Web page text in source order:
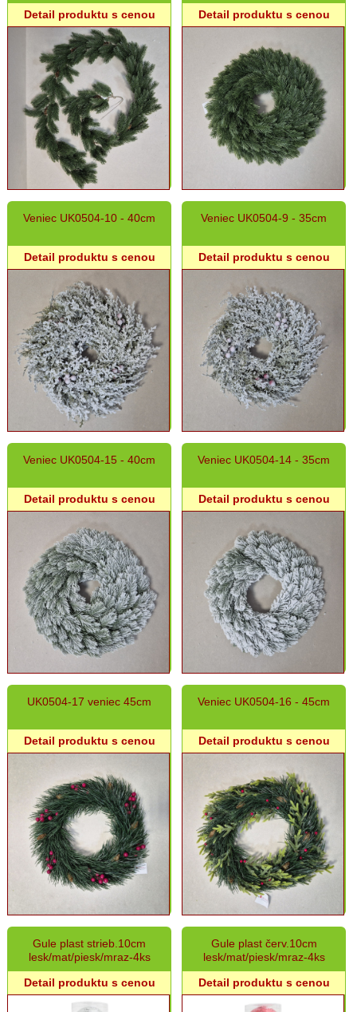
keramika
Detail produktu s cenou Detail produktu s cenou
Veniec UK0504-10 - 40cm
Detail produktu s cenou
Veniec UK0504-9 - 35cm
Detail produktu s cenou
Veniec UK0504-15 - 40cm
Detail produktu s cenou
Veniec UK0504-14 - 35cm
Detail produktu s cenou
UK0504-17 veniec 45cm
Detail produktu s cenou
Veniec UK0504-16 - 45cm
Detail produktu s cenou
Gule plast strieb.10cm
lesk/mat/piesk/mraz-4ks
Detail produktu s cenou
Gule plast červ.10cm
lesk/mat/piesk/mraz-4ks
Detail produktu s cenou